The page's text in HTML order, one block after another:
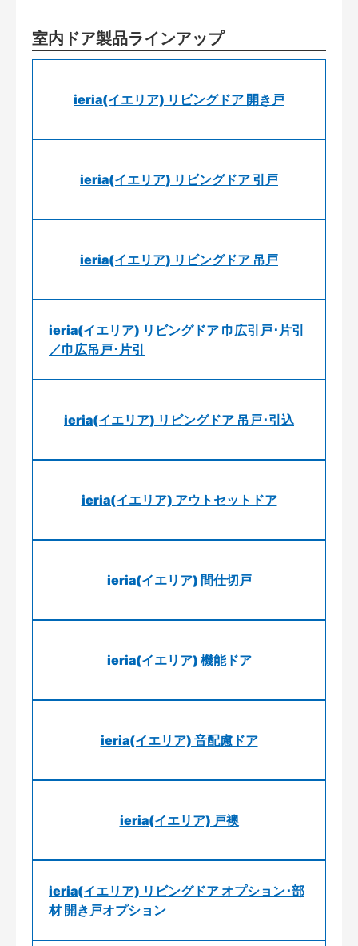
室内ドア製品ラインアップ
ieria(イエリア) リビングドア 開き戸
ieria(イエリア) リビングドア 引戸
ieria(イエリア) リビングドア 吊戸
ieria(イエリア) リビングドア 巾広引戸･片引
／巾広吊戸･片引
ieria(イエリア) リビングドア 吊戸･引込
ieria(イエリア) アウトセットドア
ieria(イエリア) 間仕切戸
ieria(イエリア) 機能ドア
ieria(イエリア) 音配慮ドア
ieria(イエリア) 戸襖
ieria(イエリア) リビングドア オプション･部
材 開き戸オプション